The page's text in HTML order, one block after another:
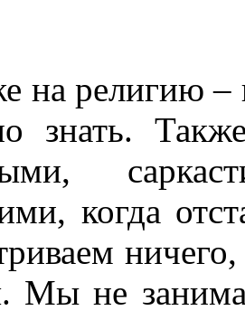
на религию –
знать.
когда
Мы не